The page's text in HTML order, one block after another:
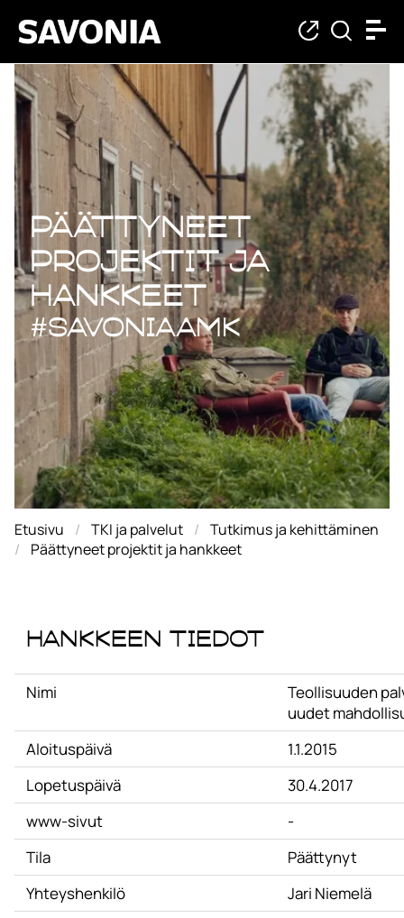
Päättyneet
Päättyneet
projektit ja
hankkeet
#savoniaAMK
Etusivu TKI ja palvelut
Tutkimus ja kehittäminen
Päättyneet projektit ja hankkeet
Hankkeen tiedot
Nimi
Teollisuuden
uudet
Aloituspäivä
1.1.2015
Lopetuspäivä
30.4.2017
www-sivut
-
Tila
Päättynyt
Yhteyshenkilö
Jari Niemelä